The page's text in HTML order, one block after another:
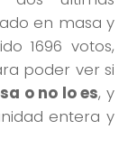
en masa y
1696 votos,
poder ver si
o no lo es, y
entera y